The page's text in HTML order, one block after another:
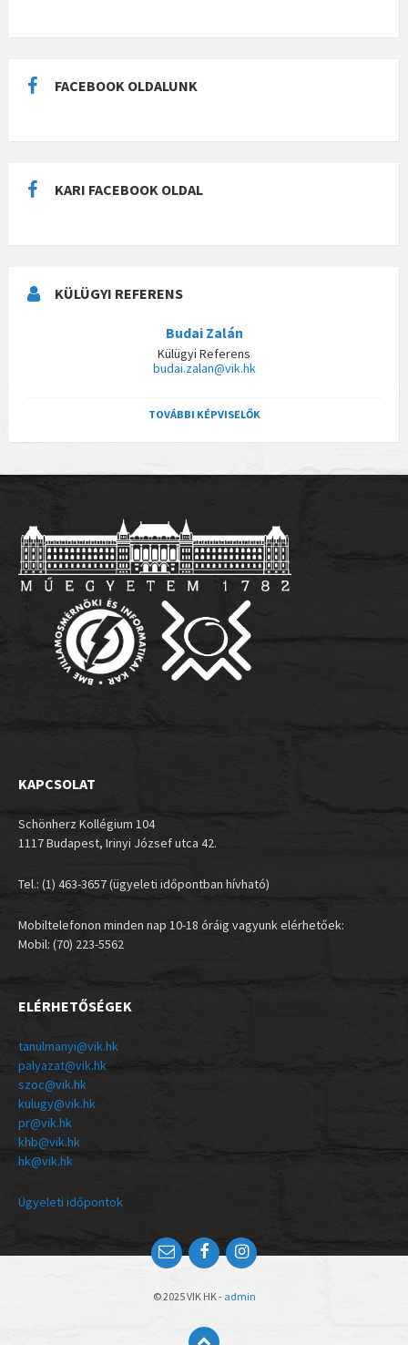
FACEBOOK OLDALUNK
KARI FACEBOOK OLDAL
KÜLÜGYI REFERENS
Budai Zalán
Külügyi Referens
budai.zalan@vik.hk
TOVÁBBI KÉPVISELŐK
KAPCSOLAT
Schönherz Kollégium 104
1117 Budapest, Irinyi József utca 42.
Tel.: (1) 463-3657 (ügyeleti időpontban hívható)
Mobiltelefonon minden nap 10-18 óráig vagyunk elérhetőek:
Mobil: (70) 223-5562
ELÉRHETŐSÉGEK
tanulmanyi@vik.hk
palyazat@vik.hk
szoc@vik.hk
kulugy@vik.hk
pr@vik.hk
khb@vik.hk
hk@vik.hk
Ügyeleti időpontok
© 2025 VIK HK - admin